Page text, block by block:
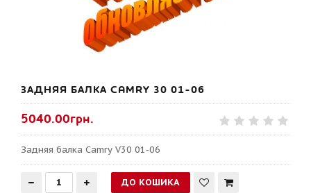
ЗАДНЯЯ БАЛКА CAMRY 30 01-06
5040.00грн.
Задняя балка Camry V30 01-06